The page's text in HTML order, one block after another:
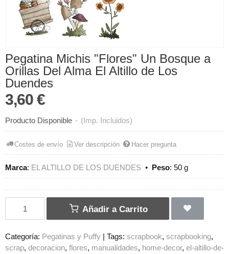
Pegatina Michis "Flores" Un Bosque a
Orillas Del Alma El Altillo de Los
Duendes
3,60 €
Producto Disponible - (Imp. Incluidos)
Costes de envío Ver descripción Hacer pregunta
Marca: EL ALTILLO DE LOS DUENDES • Peso: 50 g
Añadir a Carrito
Categoría: Pegatinas y Puffy Tags: scrapbook scrapbooking
scrap decoracion flores manualidades home-decor el-altillo-de-